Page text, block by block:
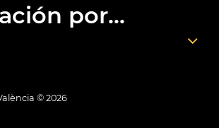
por...
© 2026